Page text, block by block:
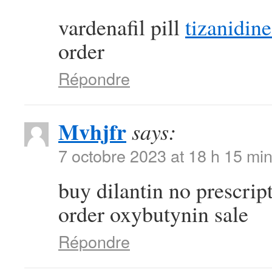
vardenafil pill
order
Répondre
Mvhjfrsays:
7 octobre 2023 at 18 h 15 min
buy dilantin no
order oxybutynin sale
Répondre